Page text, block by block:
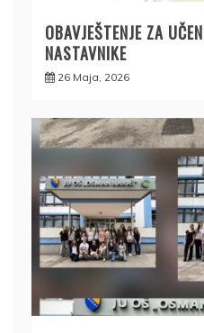
OBAVJEŠTENJE ZA
NASTAVNIKE
26 Maja, 2026